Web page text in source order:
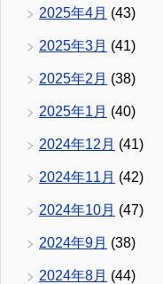
2025年4月 (43)
2025年3月 (41)
2025年2月 (38)
2025年1月 (40)
2024年12月 (41)
2024年11月 (42)
2024年10月 (47)
2024年9月 (38)
2024年8月 (44)